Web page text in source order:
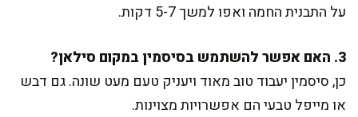
על התבנית החמה ואפו למשך 5-7 דקות.
3. האם אפשר להשתמש בסיסמין במקום סילאן?
כן, סיסמין יעבוד טוב מאוד ויעניק טעם מעט שונה. גם דבש
או מייפל טבעי הם אפשרויות מצוינות.